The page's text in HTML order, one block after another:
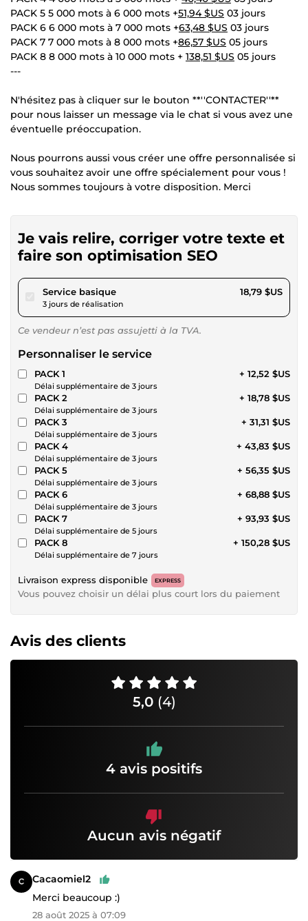
PACK 5 5 000 mots à 6 000 mots +51,94 $US 03 jours
PACK 6 6 000 mots à 7 000 mots +63,48 $US 03 jours
PACK 7 7 000 mots à 8 000 mots +86,57 $US 05 jours
PACK 8 8 000 mots à 10 000 mots + 138,51 $US 05 jours
---
N'hésitez pas à cliquer sur le bouton **''CONTACTER''**
pour nous laisser un message via le chat si vous avez une
éventuelle préoccupation.
Nous pourrons aussi vous créer une offre personnalisée si
vous souhaitez avoir une offre spécialement pour vous !
Nous sommes toujours à votre disposition. Merci
Je vais relire, corriger votre texte et
faire son optimisation SEO
Service basiquepour 17,31 $US
3 jours de réalisation
18,79 $US
Ce vendeur n’est pas assujetti à la TVA.
Personnaliser le service
PACK 1
Délai supplémentaire de 3 jours
+ 12,52 $US
PACK 2
Délai supplémentaire de 3 jours
+ 18,78 $US
PACK 3
Délai supplémentaire de 3 jours
+ 31,31 $US
PACK 4
Délai supplémentaire de 3 jours
+ 43,83 $US
PACK 5
Délai supplémentaire de 3 jours
+ 56,35 $US
PACK 6
Délai supplémentaire de 3 jours
+ 68,88 $US
PACK 7
Délai supplémentaire de 5 jours
+ 93,93 $US
PACK 8
Délai supplémentaire de 7 jours
+ 150,28 $US
Livraison express disponible EXPRESS
Vous pouvez choisir un délai plus court lors du paiement
Avis des clients
5,0 (4)
4 avis positifs
Aucun avis négatif
Cacaomiel2
Merci beaucoup :)
28 août 2025 à 07:09